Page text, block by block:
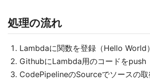
処理の流れ
Lambdaに関数を登録（Hello World）
GithubにLambda用のコードをpush
CodePipelineのSourceでソースの